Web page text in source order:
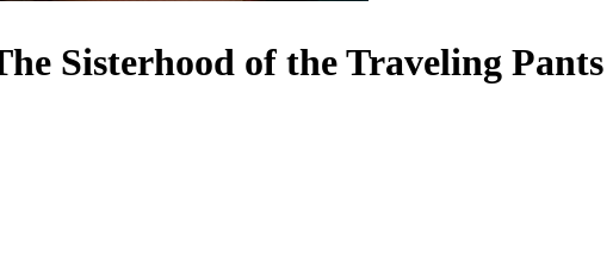
Sisterhood of the Traveling Pants